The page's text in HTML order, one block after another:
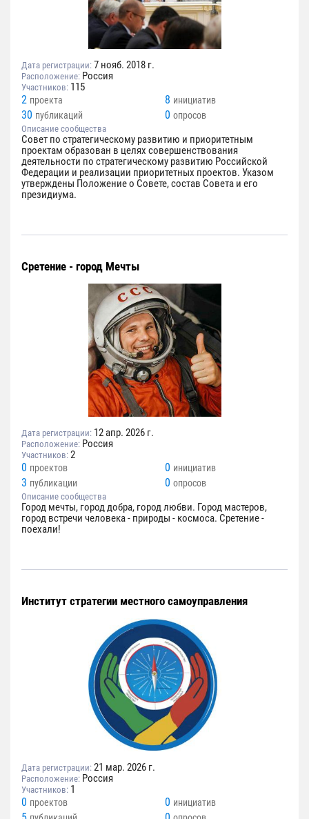
Дата регистрации: 7 нояб. 2018 г.
Расположение: Россия
Участников: 115
2 проекта 8 инициатив
30 публикаций 0 опросов
Описание сообщества
Совет по стратегическому развитию и приоритетным
проектам образован в целях совершенствования
деятельности по стратегическому развитию Российской
Федерации и реализации приоритетных проектов. Указом
утверждены Положение о Совете, состав Совета и его
президиума.
Сретение - город Мечты
Дата регистрации: 12 апр. 2026 г.
Расположение: Россия
Участников: 2
0 проектов 0 инициатив
3 публикации 0 опросов
Описание сообщества
Город мечты, город добра, город любви. Город мастеров,
город встречи человека - природы - космоса. Сретение -
поехали!
Институт стратегии местного самоуправления
Дата регистрации: 21 мар. 2026 г.
Расположение: Россия
Участников: 1
0 проектов 0 инициатив